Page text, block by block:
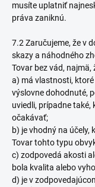
musíte uplatniť
práva zaniknú.
7.2 Zaručujeme, že v
skazy a náhodného
Tovar bez vád, najmä,
a) má vlastnosti,
výslovne dohodnuté,
uviedli, prípadne
očakávať;
b) je vhodný na účely,
Tovar tohto typu
c) zodpovedá akosti
bola kvalita alebo
d) je v